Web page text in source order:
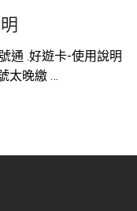
通 .好遊卡-使用說明
太晚繳 …